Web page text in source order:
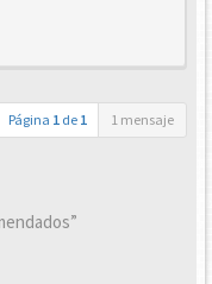
Página 1 de 1 1 mensaje